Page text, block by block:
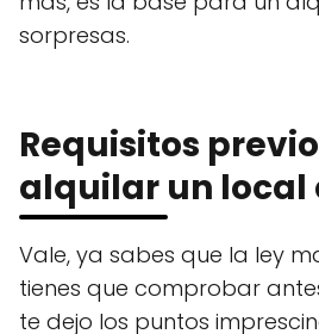
sorpresas.
Requisitos
alquilar un local
Vale, ya sabes que la ley
tienes que comprobar
te dejo los puntos